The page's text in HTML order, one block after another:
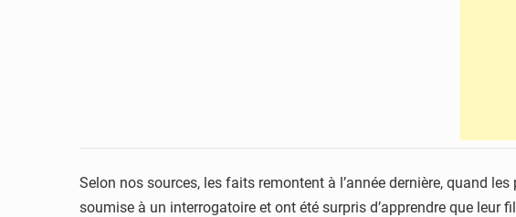
Selon nos sources, les faits remontent à l’année dernière, quand
soumise à un interrogatoire et ont été surpris d’apprendre que leur